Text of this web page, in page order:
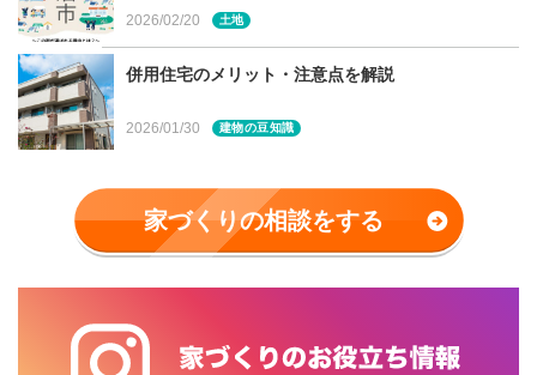
2026/02/20 土地
併用住宅のメリット・注意点を解説
2026/01/30 建物の豆知識
家づくりの相談をする